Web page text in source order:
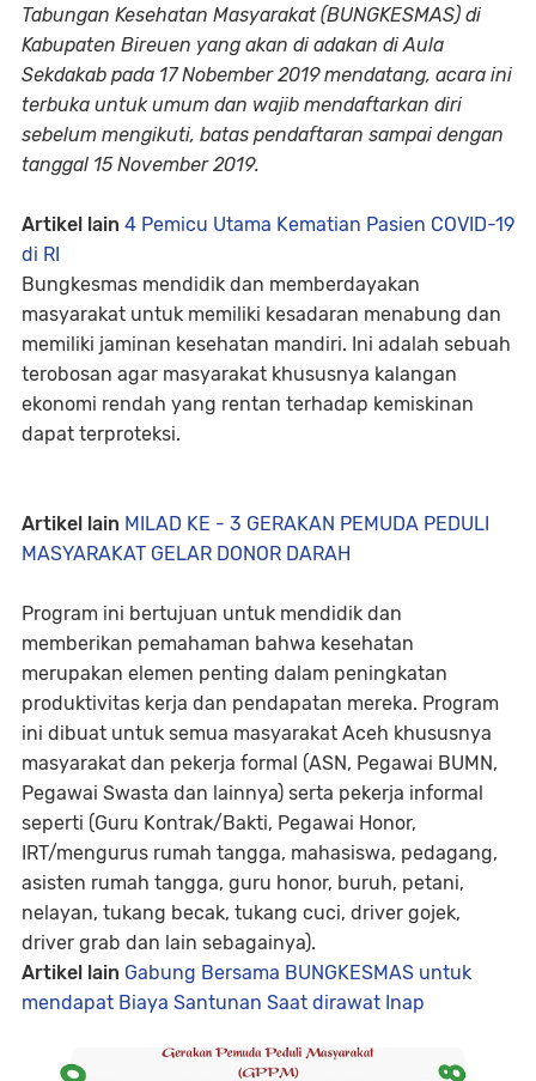
Tabungan Kesehatan Masyarakat (BUNGKESMAS) di
Kabupaten Bireuen yang akan di adakan di Aula
Sekdakab pada 17 Nobember 2019 mendatang, acara ini
terbuka untuk umum dan wajib mendaftarkan diri
sebelum mengikuti, batas pendaftaran sampai dengan
tanggal 15 November 2019.
Artikel lain 4 Pemicu Utama Kematian Pasien COVID-19
di RI
Bungkesmas mendidik dan memberdayakan
masyarakat untuk memiliki kesadaran menabung dan
memiliki jaminan kesehatan mandiri. Ini adalah sebuah
terobosan agar masyarakat khususnya kalangan
ekonomi rendah yang rentan terhadap kemiskinan
dapat terproteksi.
Artikel lain MILAD KE - 3 GERAKAN PEMUDA PEDULI
MASYARAKAT GELAR DONOR DARAH
Program ini bertujuan untuk mendidik dan
memberikan pemahaman bahwa kesehatan
merupakan elemen penting dalam peningkatan
produktivitas kerja dan pendapatan mereka. Program
ini dibuat untuk semua masyarakat Aceh khususnya
masyarakat dan pekerja formal (ASN, Pegawai BUMN,
Pegawai Swasta dan lainnya) serta pekerja informal
seperti (Guru Kontrak/Bakti, Pegawai Honor,
IRT/mengurus rumah tangga, mahasiswa, pedagang,
asisten rumah tangga, guru honor, buruh, petani,
nelayan, tukang becak, tukang cuci, driver gojek,
driver grab dan lain sebagainya).
Artikel lain Gabung Bersama BUNGKESMAS untuk
mendapat Biaya Santunan Saat dirawat Inap